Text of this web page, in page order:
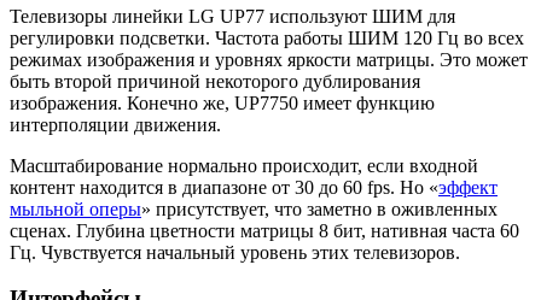
Телевизоры линейки LG UP77 используют ШИМ для
регулировки подсветки. Частота работы ШИМ 120 Гц во всех
режимах изображения и уровнях яркости матрицы. Это может
быть второй причиной некоторого дублирования
изображения. Конечно же, UP7750 имеет функцию
интерполяции движения.
Масштабирование нормально происходит, если входной
контент находится в диапазоне от 30 до 60 fps. Но «эффект
мыльной оперы» присутствует, что заметно в оживленных
сценах. Глубина цветности матрицы 8 бит, нативная часта 60
Гц. Чувствуется начальный уровень этих телевизоров.